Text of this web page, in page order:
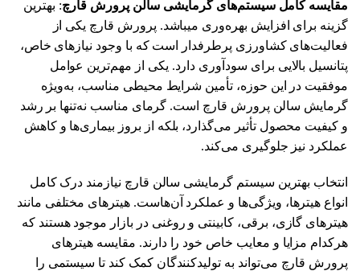
مقایسه کامل سیستم‌های گرمایشی سالن پرورش قارچ: بهترین
گزینه برای افزایش بهره‌وری میباشد. پرورش قارچ یکی از
فعالیت‌های کشاورزی پرطرفدار است که با وجود نیازهای خاص،
پتانسیل بالایی برای سودآوری دارد. یکی از مهم‌ترین عوامل
موفقیت در این حوزه، تأمین شرایط محیطی مناسب، به‌ویژه
گرمایش سالن پرورش قارچ است. گرمای مناسب نه‌تنها بر رشد
و کیفیت محصول تأثیر می‌گذارد، بلکه از بروز بیماری‌ها و کاهش
عملکرد نیز جلوگیری می‌کند.
انتخاب بهترین سیستم گرمایشی سالن قارچ نیازمند درک کامل
انواع هیترها، ویژگی‌ها و عملکرد آن‌هاست. هیترهای مختلفی مانند
هیترهای گازی، برقی، کابینتی و روغنی در بازار موجود هستند که
هرکدام مزایا و معایب خاص خود را دارند. مقایسه هیترهای
پرورش قارچ می‌تواند به تولیدکنندگان کمک کند تا سیستمی را